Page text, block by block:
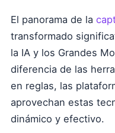
El panorama de la
transformado
la IA y los Grandes
diferencia de las
en reglas, las
aprovechan estas
dinámico y efectivo.